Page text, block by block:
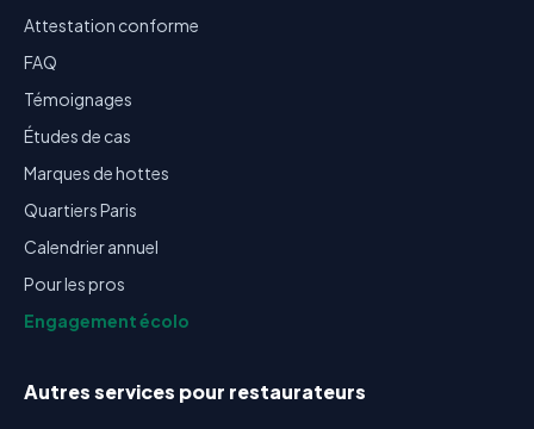
Attestation conforme
FAQ
Témoignages
Études de cas
Marques de hottes
Quartiers Paris
Calendrier annuel
Pour les pros
Engagement écolo
Autres services pour restaurateurs